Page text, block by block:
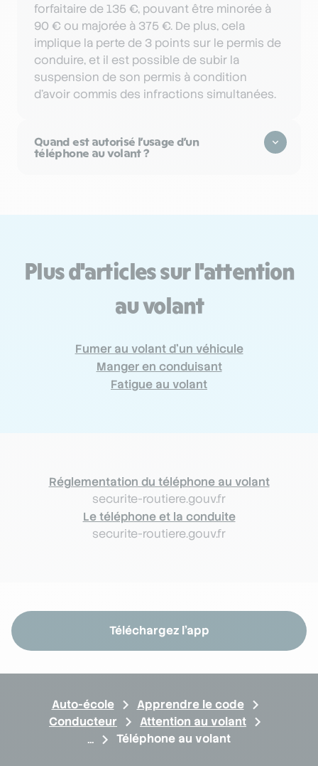
forfaitaire de 135 €, pouvant être minorée à
90 € ou majorée à 375 €. De plus, cela
implique la perte de 3 points sur le permis de
conduire, et il est possible de subir la
suspension de son permis à condition
d’avoir commis des infractions simultanées.
Quand est autorisé l’usage d’un
téléphone au volant ?
Plus d'articles sur l'attention
au volant
Fumer au volant d’un véhicule
Manger en conduisant
Fatigue au volant
Réglementation du téléphone au volant
securite-routiere.gouv.fr
Le téléphone et la conduite
securite-routiere.gouv.fr
Téléchargez l'app
Auto-école
Apprendre le code
Conducteur
Attention au volant
Téléphone au volant